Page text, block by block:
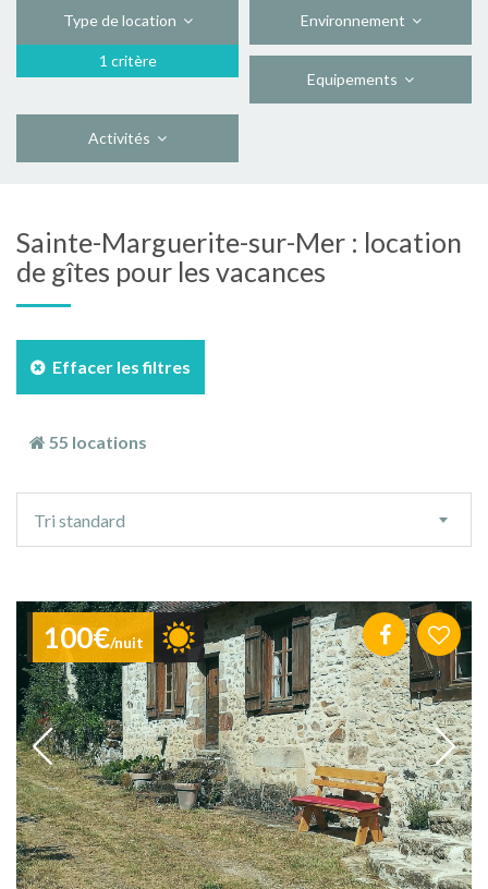
Type de location
1 critère
Environnement
Equipements
Activités
Sainte-Marguerite-sur-Mer : location
de gîtes pour les vacances
Effacer les filtres
55 locations
tri
Tri standard
100€/nuit